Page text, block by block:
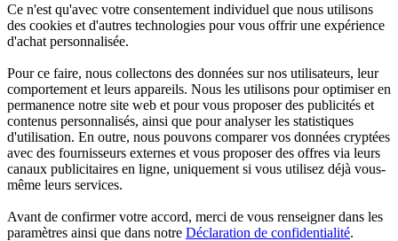
Ce n'est qu'avec votre consentement individuel que nous utilisons
des cookies et d'autres technologies pour vous offrir une expérience
d'achat personnalisée.
Pour ce faire, nous collectons des données sur nos utilisateurs, leur
comportement et leurs appareils. Nous les utilisons pour optimiser en
permanence notre site web et pour vous proposer des publicités et
contenus personnalisés, ainsi que pour analyser les statistiques
d'utilisation. En outre, nous pouvons comparer vos données cryptées
avec des fournisseurs externes et vous proposer des offres via leurs
canaux publicitaires en ligne, uniquement si vous utilisez déjà vous-
même leurs services.
Avant de confirmer votre accord, merci de vous renseigner dans les
paramètres ainsi que dans notre Déclaration de confidentialité.